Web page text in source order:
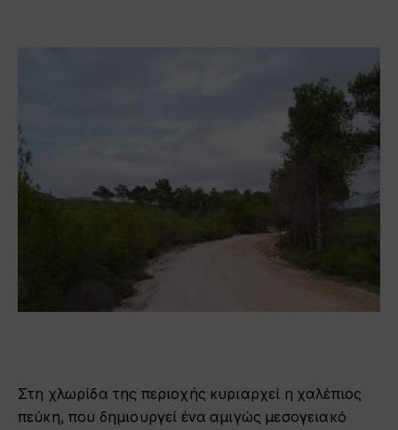
Στη χλωρίδα της περιοχής κυριαρχεί η χαλέπιος
πεύκη, που δημιουργεί ένα αμιγώς μεσογειακό